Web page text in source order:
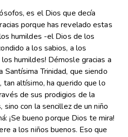
es el Dios que decía
porque has revelado estas
humildes -el Dios de los
a los sabios, a los
humildes! Démosle gracias a
Trinidad, que siendo
tan altísimo, ha querido que lo
de sus prodigios de la
sino con la sencillez de un niño
¡Se bueno porque Dios te mira!
a los niños buenos. Eso que